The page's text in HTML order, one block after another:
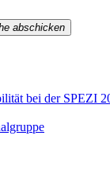
abschicken
bei der SPEZI